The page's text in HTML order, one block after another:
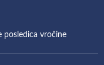
posledica vročine